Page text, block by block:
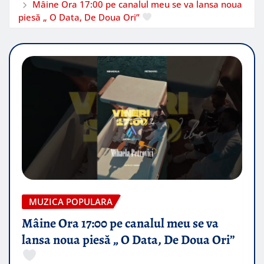
Mâine Ora 17:00 pe canalul meu se va lansa noua
piesă „ O Data, De Doua Ori”
MUZICA POPULARA
Mâine Ora 17:00 pe canalul meu se va
lansa noua piesă „ O Data, De Doua Ori”